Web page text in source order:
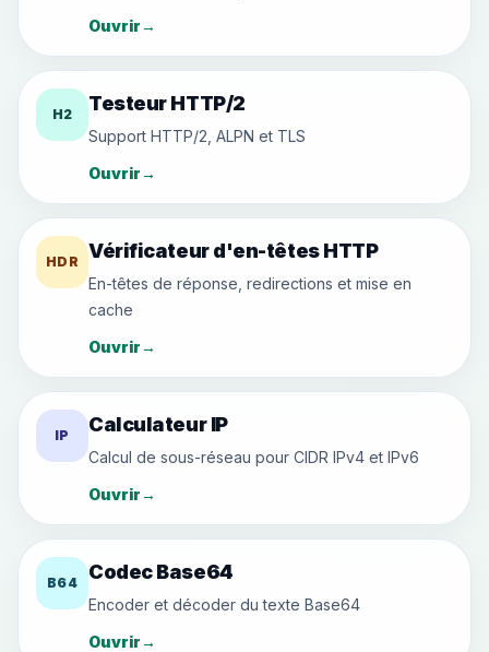
Ouvrir→
H2 Testeur HTTP/2
Support HTTP/2, ALPN et TLS
Ouvrir→
HDR Vérificateur d'en-têtes HTTP
En-têtes de réponse, redirections et mise en
cache
Ouvrir→
IP Calculateur IP
Calcul de sous-réseau pour CIDR IPv4 et IPv6
Ouvrir→
B64 Codec Base64
Encoder et décoder du texte Base64
Ouvrir→